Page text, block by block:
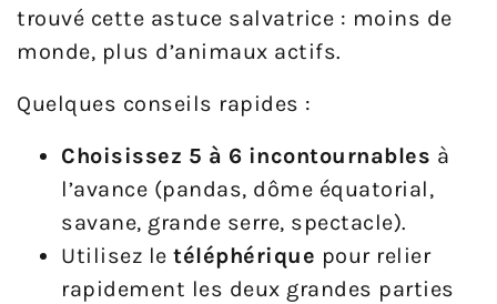
trouvé cette astuce salvatrice : moins de
monde, plus d’animaux actifs.
Quelques conseils rapides :
Choisissez 5 à 6 incontournables à
l’avance (pandas, dôme équatorial,
savane, grande serre, spectacle).
Utilisez le téléphérique pour relier
rapidement les deux grandes parties